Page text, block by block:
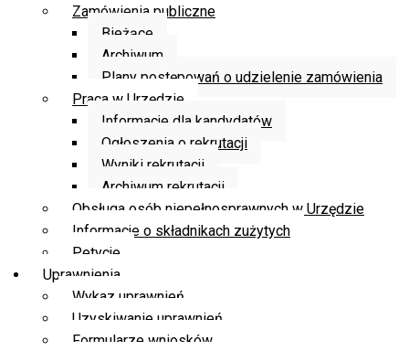
Zamówienia publiczne
Bieżące
Archiwum
Plany postępowań o udzielenie zamówienia
Praca w Urzędzie
Informacje dla kandydatów
Ogłoszenia o rekrutacji
Wyniki rekrutacji
Archiwum rekrutacji
Obsługa osób niepełnosprawnych w Urzędzie
Informacje o składnikach zużytych
Petycje
Uprawnienia
Wykaz uprawnień
Uzyskiwanie uprawnień
Formularze wniosków